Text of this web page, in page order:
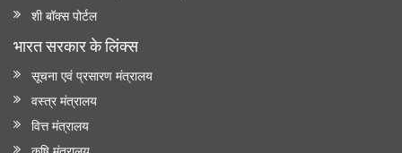
शी बॉक्स पोर्टल
भारत सरकार के लिंक्‍स
सूचना एवं प्रसारण मंत्रालय
वस्त्र मंत्रालय
वित्त मंत्रालय